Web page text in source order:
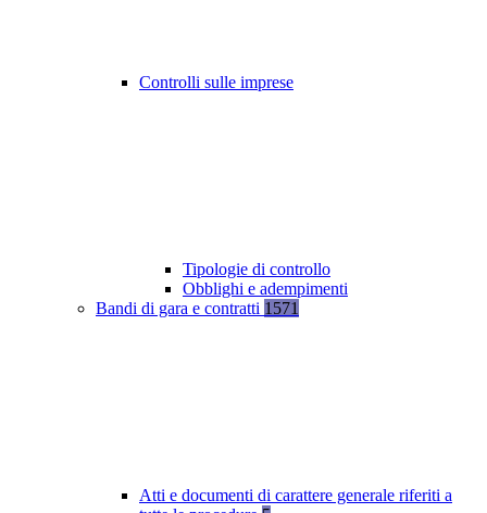
Controlli sulle imprese
Tipologie di controllo
Obblighi e adempimenti
Bandi di gara e contratti 1571
Atti e documenti di carattere generale riferiti a